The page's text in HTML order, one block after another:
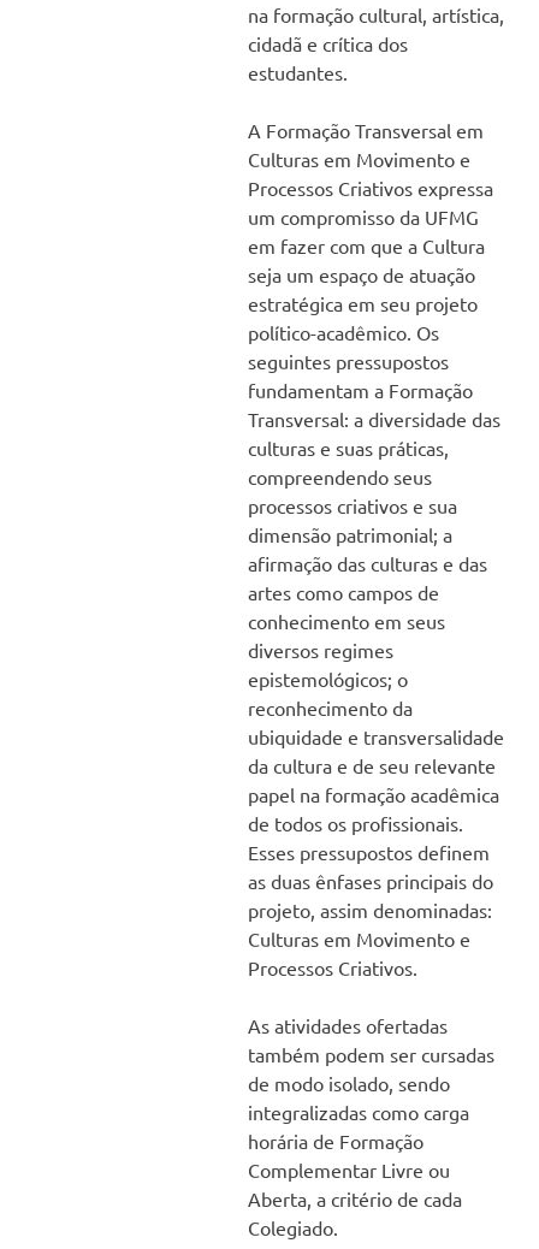
na formação cultural, artística,
cidadã e crítica dos
estudantes.
A Formação Transversal em
Culturas em Movimento e
Processos Criativos expressa
um compromisso da UFMG
em fazer com que a Cultura
seja um espaço de atuação
estratégica em seu projeto
político-acadêmico. Os
seguintes pressupostos
fundamentam a Formação
Transversal: a diversidade das
culturas e suas práticas,
compreendendo seus
processos criativos e sua
dimensão patrimonial; a
afirmação das culturas e das
artes como campos de
conhecimento em seus
diversos regimes
epistemológicos; o
reconhecimento da
ubiquidade e transversalidade
da cultura e de seu relevante
papel na formação acadêmica
de todos os profissionais.
Esses pressupostos definem
as duas ênfases principais do
projeto, assim denominadas:
Culturas em Movimento e
Processos Criativos.
As atividades ofertadas
também podem ser cursadas
de modo isolado, sendo
integralizadas como carga
horária de Formação
Complementar Livre ou
Aberta, a critério de cada
Colegiado.